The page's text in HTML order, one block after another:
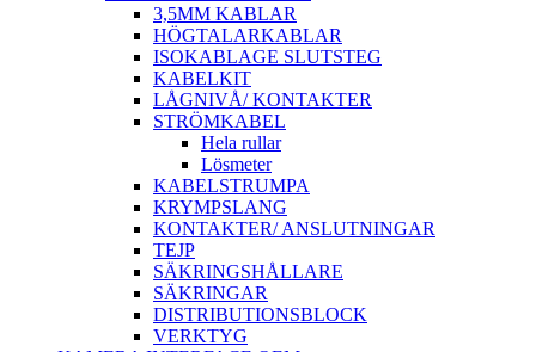
3,5MM KABLAR
HÖGTALARKABLAR
ISOKABLAGE SLUTSTEG
KABELKIT
LÅGNIVÅ/ KONTAKTER
STRÖMKABEL
Hela rullar
Lösmeter
KABELSTRUMPA
KRYMPSLANG
KONTAKTER/ ANSLUTNINGAR
TEJP
SÄKRINGSHÅLLARE
SÄKRINGAR
DISTRIBUTIONSBLOCK
VERKTYG